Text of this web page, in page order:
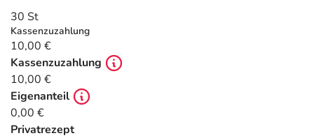
Tierapotheke
Vitamine & Mineralstoffe
Marken
Salus Deals
30 St
Kassenzuzahlung
10,00 €
Kassenzuzahlung
10,00 €
Eigenanteil
0,00 €
Privatrezept